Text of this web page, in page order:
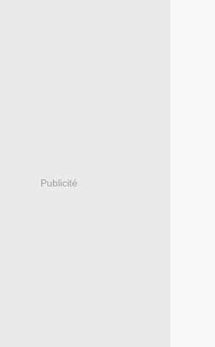
Publicité